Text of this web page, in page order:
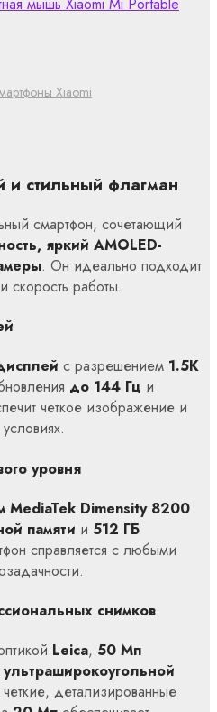
стильный флагман
смартфон, сочетающий
яркий AMOLED-
. Он идеально подходит
скорость работы.
с разрешением 1.5K
до 144 Гц и
четкое изображение и
уровня
MediaTek Dimensity 8200
памяти и 512 ГБ
справляется с любыми
снимков
Leica, 50 Мп
детализированные
Xiaomi
мышь Xiaomi Mi Portable